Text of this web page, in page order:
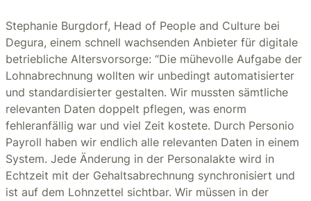
Stephanie Burgdorf, Head of People and Culture bei
Degura, einem schnell wachsenden Anbieter für digitale
betriebliche Altersvorsorge: “Die mühevolle Aufgabe der
Lohnabrechnung wollten wir unbedingt automatisierter
und standardisierter gestalten. Wir mussten sämtliche
relevanten Daten doppelt pflegen, was enorm
fehleranfällig war und viel Zeit kostete. Durch Personio
Payroll haben wir endlich alle relevanten Daten in einem
System. Jede Änderung in der Personalakte wird in
Echtzeit mit der Gehaltsabrechnung synchronisiert und
ist auf dem Lohnzettel sichtbar. Wir müssen in der